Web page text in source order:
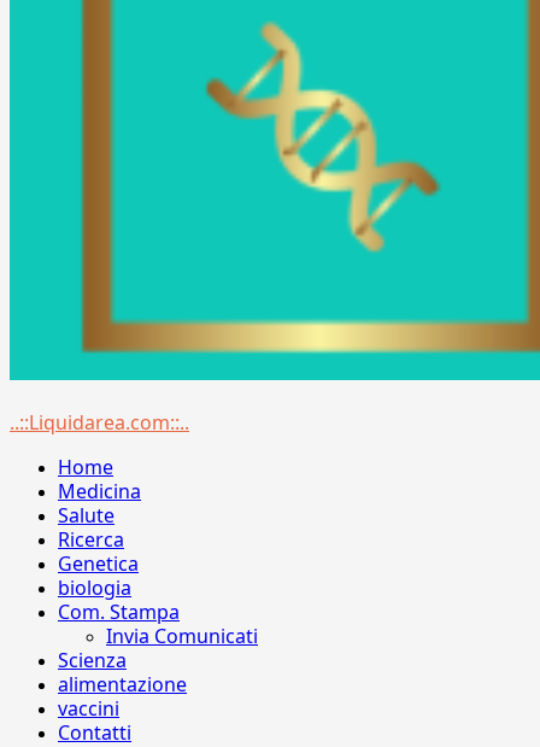
Menu
..::Liquidarea.com::..
Home
Medicina
Salute
Ricerca
Genetica
biologia
Com. Stampa
Invia Comunicati
Scienza
alimentazione
vaccini
Contatti